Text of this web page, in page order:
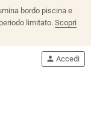
bordo piscina e
limitato. Scopri
person Accedi